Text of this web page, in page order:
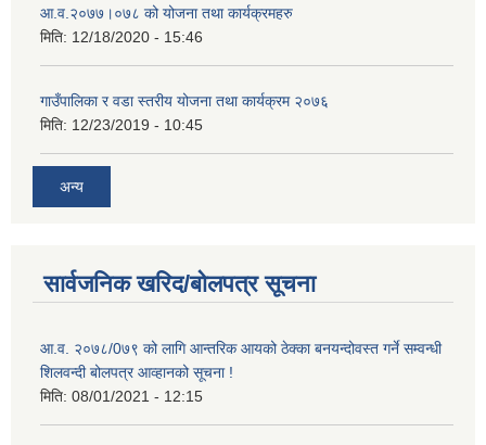
आ.व.२०७७।०७८ को योजना तथा कार्यक्रमहरु
मिति: 12/18/2020 - 15:46
गाउँपालिका र वडा स्तरीय योजना तथा कार्यक्रम २०७६
मिति: 12/23/2019 - 10:45
अन्य
सार्वजनिक खरिद/बोलपत्र सूचना
आ.व. २०७८/0७९ को लागि आन्तरिक आयको ठेक्का बनयन्दोवस्त गर्ने सम्वन्धी
शिलवन्दी बोलपत्र आव्हानको सूचना !
मिति: 08/01/2021 - 12:15